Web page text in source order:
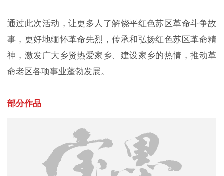
通过此次活动，让更多人了解饶平红色苏区革命斗争故
事，更好地缅怀革命先烈，传承和弘扬红色苏区革命精
神，激发广大乡贤热爱家乡、建设家乡的热情，推动革
命老区各项事业蓬勃发展。
部分作品